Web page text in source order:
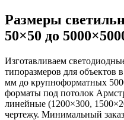
Размеры
50×50 до
Изготавливаем
типоразмеров для объектов в
мм до крупноформатных
форматы под потолок
линейные (1200×300,
чертежу. Минимальный